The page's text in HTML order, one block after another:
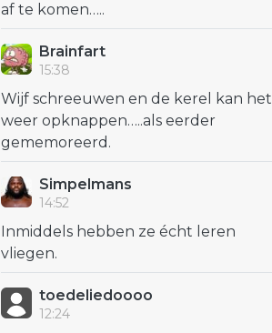
af te komen…..
Brainfart
15:38
Wijf schreeuwen en de kerel kan het
weer opknappen…..als eerder
gememoreerd.
Simpelmans
14:52
Inmiddels hebben ze écht leren
vliegen.
toedeliedoooo
12:24